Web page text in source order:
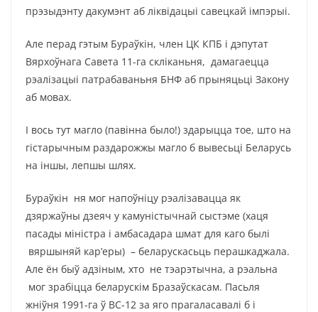
прэзыдэнту дакумэнт аб ліквідацыі савецкай імпэрыі.
Але перад гэтым Бураўкін, член ЦК КПБ і дэпутат
Вярхоўнага Савета 11-га скліканьня, дамагаецца
рэалізацыі патрабаваньня БНФ аб прыняцьці Закону
аб мовах.
І вось тут магло (павінна было!) здарыцца тое, што на
гістарычным раздарожжы магло б вывесьці Беларусь
на іншы, лепшы шлях.
Бураўкін ня мог напоўніцу рэалізавацца як
дзяржаўны дзеяч у камуністычнай сыстэме (хаця
пасады міністра і амбасадара шмат для каго былі
вяршыняй кар’еры) – беларускасьць перашкаджала.
Але ён быў адзіным, хто не тэарэтычна, а рэальна
мог зрабіцца беларускім Бразаўскасам. Пасьля
жніўня 1991-га ў ВС-12 за яго прагаласавалі б і